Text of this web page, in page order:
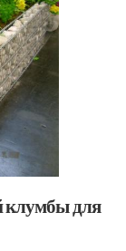
клумбы для